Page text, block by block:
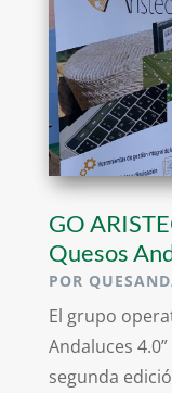
GO
Quesos
POR
El grupo
Andaluces
segunda